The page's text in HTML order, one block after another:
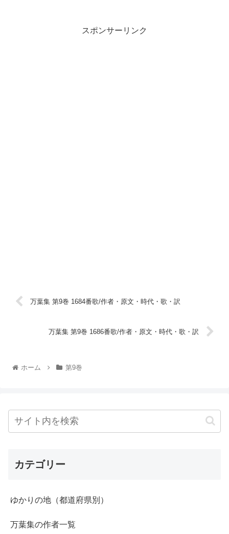
スポンサーリンク
万葉集 第9巻 1684番歌/作者・原文・時代・歌・訳
万葉集 第9巻 1686番歌/作者・原文・時代・歌・訳
ホーム 第9巻
カテゴリー
ゆかりの地（都道府県別）
万葉集の作者一覧